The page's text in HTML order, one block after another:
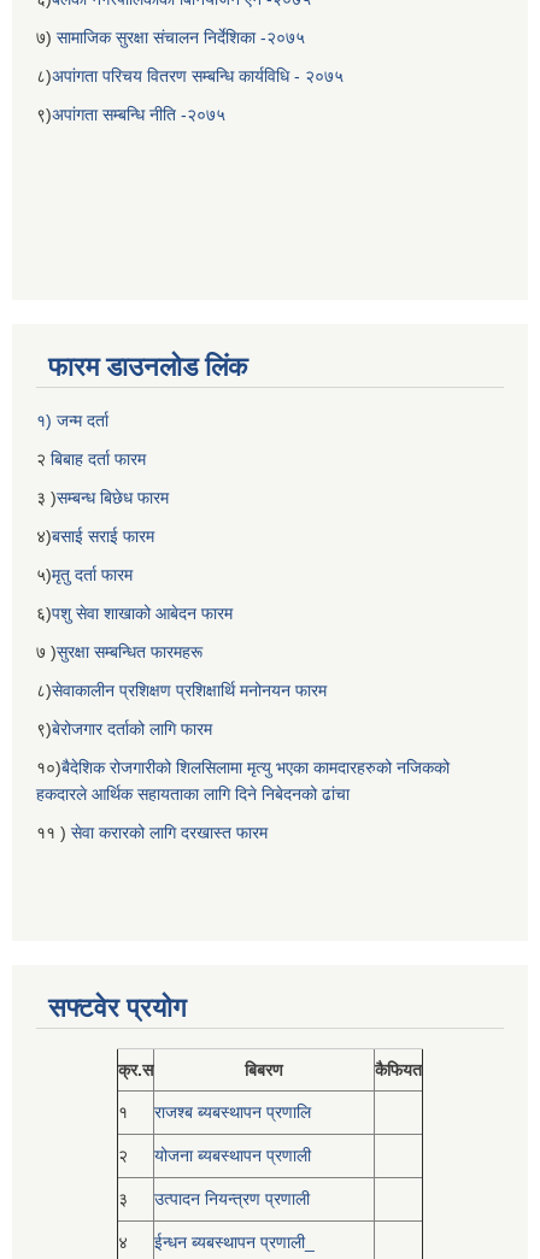
७) सामाजिक सुरक्षा संचालन निर्देशिका -२०७५
८)अपांगता परिचय वितरण सम्बन्धि कार्यविधि - २०७५
९)अपांगता सम्बन्धि नीति -२०७५
फारम डाउनलोड लिंक
१) जन्म दर्ता
२ बिबाह दर्ता फारम
३ )सम्बन्ध बिछेध फारम
४)बसाई सराई फारम
५)मृतु दर्ता फारम
६)पशु सेवा शाखाको आबेदन फारम
७ )सुरक्षा सम्बन्धित फारमहरू
८)सेवाकालीन प्रशिक्षण प्रशिक्षार्थि मनोनयन फारम
९)बेरोजगार दर्ताको लागि फारम
१०)बैदेशिक रोजगारीको शिलसिलामा मृत्यु भएका कामदारहरुको नजिकको
हकदारले आर्थिक सहायताका लागि दिने निबेदनको ढांचा
११ ) सेवा करारको लागि दरखास्त फारम
सफ्टवेर प्रयोग
क्र.स बिबरण कैफियत
१ राजश्ब ब्यबस्थापन प्रणालि
२ योजना ब्यबस्थापन प्रणाली
३ उत्पादन नियन्त्रण प्रणाली
४ ईन्धन ब्यबस्थापन प्रणाली_